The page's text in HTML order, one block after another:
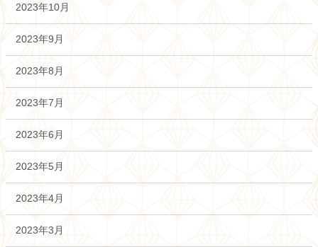
2023年10月
2023年9月
2023年8月
2023年7月
2023年6月
2023年5月
2023年4月
2023年3月